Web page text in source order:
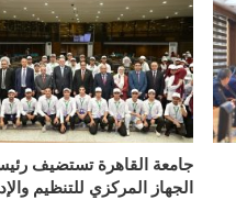
جامعة القاهرة تستضيف
الجهاز المركزي للتنظيم